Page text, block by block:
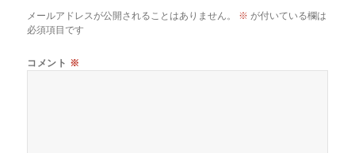
メールアドレスが公開されることはありません。 ※ が付いている欄は
必須項目です
コメント ※